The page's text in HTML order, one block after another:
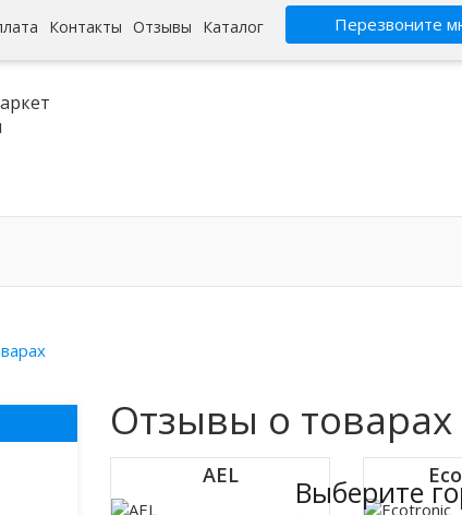
Контакты Отзывы Каталог Перезвоните
Отзывы о товарах
AEL Выберите